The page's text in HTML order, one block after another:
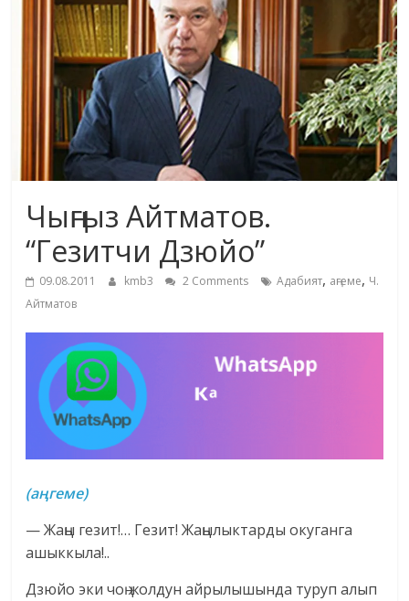
маданияты
адабияты
Чыңгыз Айтматов.
“Гезитчи Дзюйо”
09.08.2011 kmb3 2 Comments Адабият, аңгеме, Ч.
Айтматов
(аңгеме)
— Жаңы гезит!… Гезит! Жаңылыктарды окуганга
ашыккыла!..
Дзюйо эки чоң жолдун айрылышында туруп алып